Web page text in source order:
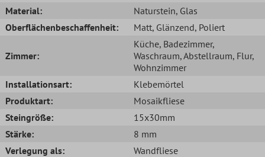
Material: Naturstein, Glas
Oberflächenbeschaffenheit:
Matt, Glänzend, Poliert
Zimmer:
Küche, Badezimmer,
Waschraum, Abstellraum, Flur,
Wohnzimmer
Installationsart:
Klebemörtel
Produktart:
Mosaikfliese
Steingröße:
15x30mm
Stärke:
8 mm
Verlegung als:
Wandfliese